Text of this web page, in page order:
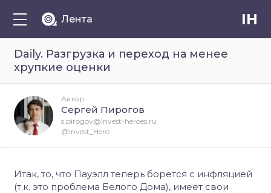
Лента IH
Daily. Разгрузка и переход на менее
хрупкие оценки
Итак, то, что Пауэлл теперь борется с инфляцией
(т.к. это проблема Белого Дома), имеет свои
Автор
Сергей Пирогов
s.pirogov@Invest-heroes.ru
@Invest_Hero